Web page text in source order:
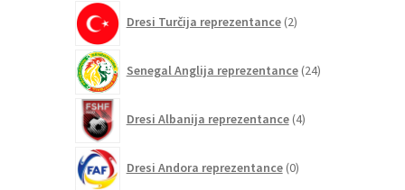
Dresi Turčija reprezentance 2izdelka
Senegal Anglija reprezentance 24izdelkov
Dresi Albanija reprezentance 4izdelki
Dresi Andora reprezentance 0izdelkov